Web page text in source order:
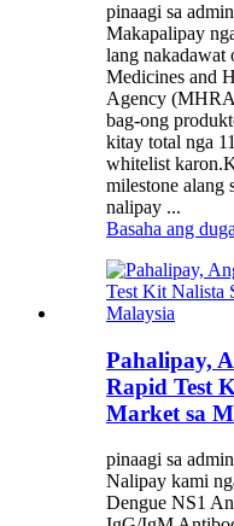
pinaagi sa
Makapalipay
lang nakadawat
Medicines and
Agency
bag-ong
kitay total nga
whitelist
milestone alang
nalipay ...
Basaha ang
Pahalipay,
Rapid Test
Market sa
pinaagi sa
Nalipay kami
Dengue NS1